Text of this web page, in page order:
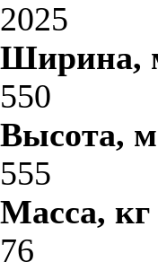
2025
Ширина,
550
Высота,
555
Масса, кг
76